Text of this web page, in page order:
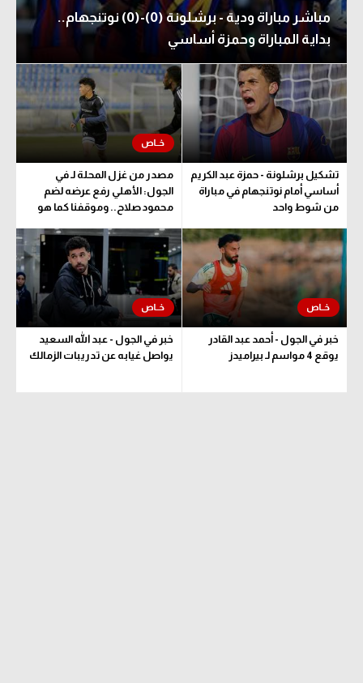
كرة يد
كرة طائرة
الوطن العربي
في المونديال
رياضة نسائية
آسيا
أمريكا
ركن الألعاب
أقسام خاصة
ميركاتو
مباشر مباراة ودية - برشلونة (0)-(0) نوتنجهام..
بداية المباراة وحمزة أساسي
تشكيل برشلونة - حمزة عبد الكريم
أساسي أمام نوتنجهام في مباراة
من شوط واحد
مصدر من غزل المحلة لـ في
الجول: الأهلي رفع عرضه لضم
محمود صلاح.. وموقفنا كما هو
خبر في الجول - أحمد عبد القادر
يوقع 4 مواسم لـ بيراميدز
خبر في الجول - عبد الله السعيد
يواصل غيابه عن تدريبات الزمالك